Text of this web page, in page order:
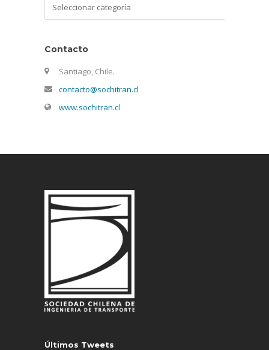
Contacto
Santiago, Chile.
contacto@sochitran.cl
www.sochitran.cl
Últimos Tweets